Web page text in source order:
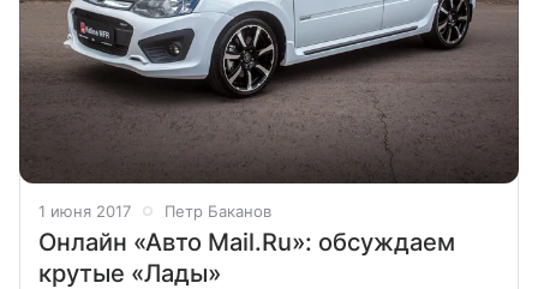
1 июня 2017 Петр Баканов
Онлайн «Авто Mail.Ru»: обсуждаем
крутые «Лады»